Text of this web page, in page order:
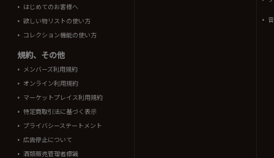
はじめてのお客様へ
欲しい物リストの使い方
コレクション機能の使い方
規約、その他
メンバーズ利用規約
オンライン利用規約
マーケットプレイス利用規約
特定商取引法に基づく表示
プライバシーステートメント
広告停止について
酒類販売管理者標識